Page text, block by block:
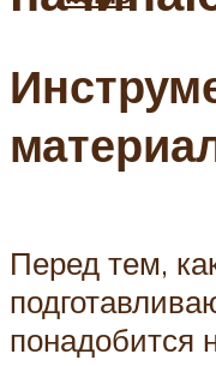
Перед тем,
понадобится